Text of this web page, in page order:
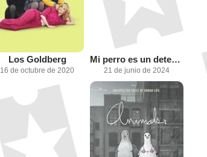
Los Goldberg
16 de octubre de 2020
Mi perro es un detective
21 de junio de 2024